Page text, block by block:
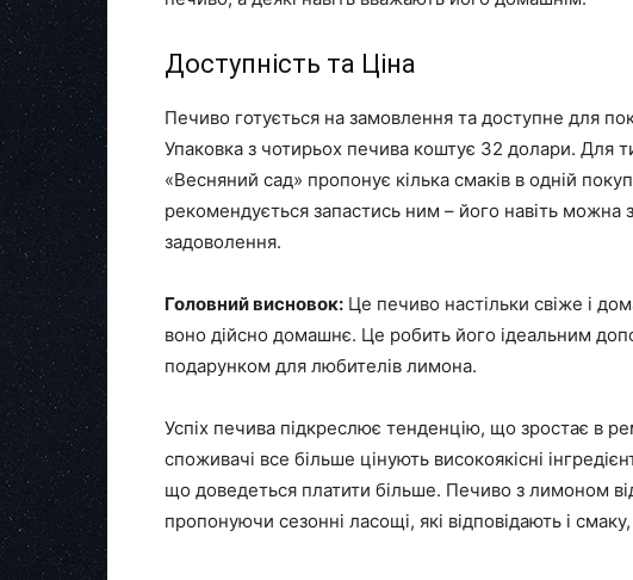
Доступність та Ціна
Печиво готується на замовлення та доступне для
Упаковка з чотирьох печива коштує 32 долари. Для
«Весняний сад» пропонує кілька смаків в одній
рекомендується запастись ним – його навіть можна
задоволення.
Головний висновок: Це печиво настільки свіже і
воно дійсно домашнє. Це робить його ідеальним
подарунком для любителів лимона.
Успіх печива підкреслює тенденцію, що зростає в
споживачі все більше цінують високоякісні
що доведеться платити більше. Печиво з лимоном
пропонуючи сезонні ласощі, які відповідають і